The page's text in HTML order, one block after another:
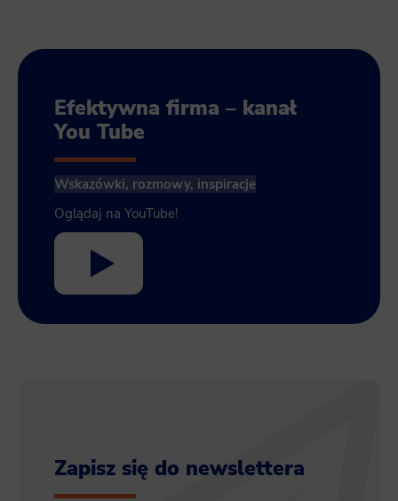
Efektywna firma – kanał
You Tube
Wskazówki, rozmowy, inspiracje
Oglądaj na YouTube!
Zapisz się do newslettera